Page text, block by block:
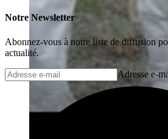
Notre Newsletter
Abonnez-vous à notre liste de diffusion
actualité.
Adresse e-